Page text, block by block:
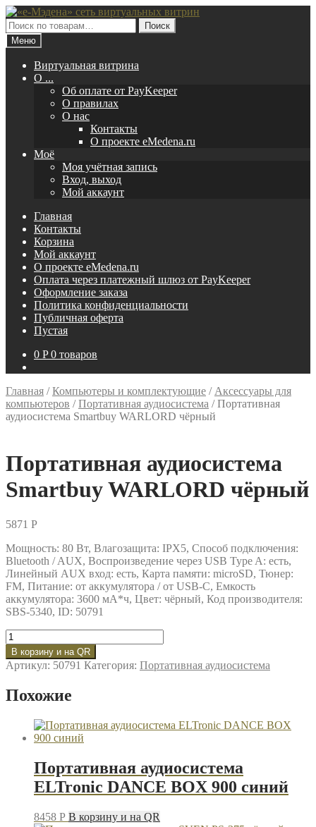
Перейти
к
навигации
Перейти
к
содержимому
Искать:
Поиск
Меню
Виртуальная витрина
O ...
Об оплате от PayKeeper
О правилах
О нас
Контакты
О проекте eMedena.ru
Моё
Моя учётная запись
Вход, выход
Мой аккаунт
Главная
Контакты
Корзина
Мой аккаунт
О проекте eMedena.ru
Оплата через платежный шлюз от PayKeeper
Оформление заказа
Политика конфиденциальности
Публичная оферта
Пустая
0 P 0 товаров
Главная /Компьютеры и комплектующие / Аксессуары для
компьютеров /Портативная аудиосистема /Портативная
аудиосистема Smartbuy WARLORD чёрный
Портативная аудиосистема
Smartbuy WARLORD чёрный
5871 P
Мощность: 80 Вт, Влагозащита: IPX5, Способ подключения:
Bluetooth / AUX, Воспроизведение через USB Type A: есть,
Линейный AUX вход: есть, Карта памяти: microSD, Тюнер:
FM, Питание: от аккумулятора / от USB-C, Емкость
аккумулятора: 3600 мА*ч, Цвет: чёрный, Код производителя:
SBS-5340, ID: 50791
Количество
товара
Портативная
аудиосистема
WARLORD
В корзину и на QR
Артикул: 50791 Категория: Портативная аудиосистема
Похожие
Портативная аудиосистема
ELTronic DANCE BOX 900 синий
8458 P В корзину и на QR